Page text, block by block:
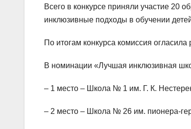
Всего в конкурсе приняли участие 20
инклюзивные подходы в обучении
По итогам конкурса комиссия огласила
В номинации «Лучшая инклюзивная
– 1 место – Школа № 1 им. Г. К.
– 2 место – Школа № 26 им. пионера-